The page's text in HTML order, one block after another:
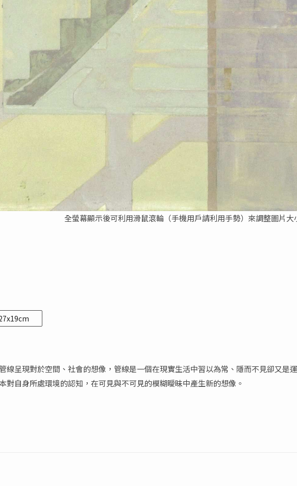
全螢幕顯示後可利用滑鼠滾輪（手機用戶請利用手勢）來調整圖片大
線呈現對於空間、社會的想像，管線是一個在現實生活中習以為常、隱而不見卻又是
對自身所處環境的認知，在可見與不可見的模糊曖昧中產生新的想像。